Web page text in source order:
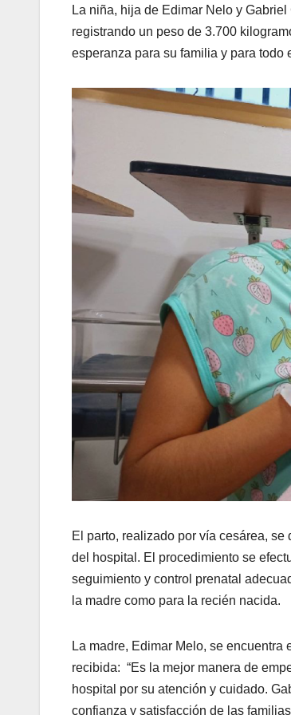
La niña, hija de Edimar Nelo y
registrando un peso de 3.700
esperanza para su familia y para
El parto, realizado por vía cesárea,
del hospital. El procedimiento se
seguimiento y control prenatal
la madre como para la recién nacida.
La madre, Edimar Melo, se
recibida: “Es la mejor manera de
hospital por su atención y cuidado.
confianza y satisfacción de las